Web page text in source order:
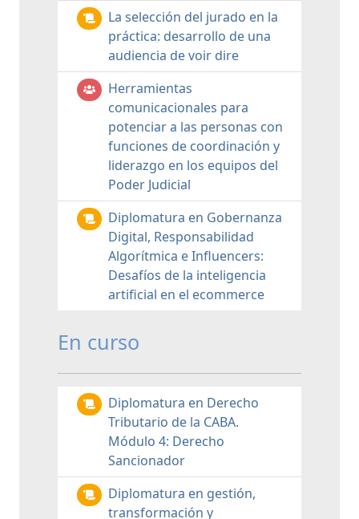
La selección del jurado en la
práctica: desarrollo de una
audiencia de voir dire
Herramientas
comunicacionales para
potenciar a las personas con
funciones de coordinación y
liderazgo en los equipos del
Poder Judicial
Diplomatura en Gobernanza
Digital, Responsabilidad
Algorítmica e Influencers:
Desafíos de la inteligencia
artificial en el ecommerce
En curso
Diplomatura en Derecho
Tributario de la CABA.
Módulo 4: Derecho
Sancionador
Diplomatura en gestión,
transformación y